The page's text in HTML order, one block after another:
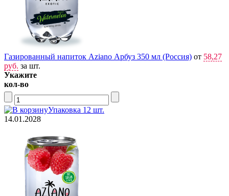
Газированный напиток Aziano Арбуз 350 мл (Россия) от 58,27
руб. за шт.
Укажите
кол-во
Упаковка 12 шт.
14.01.2028